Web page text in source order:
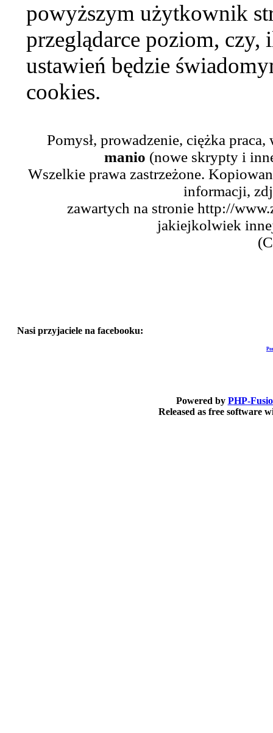
powyższym użytkownik
przeglądarce poziom,
ustawień będzie
cookies.
Pomysł, prowadzenie, ciężka
manio (nowe skrypty i
Wszelkie prawa zastrzeżone.
informacji,
zawartych na stronie http://
jakiejkolwiek
Nasi przyjaciele na facebooku:
Powered by PHP-
Released as free software